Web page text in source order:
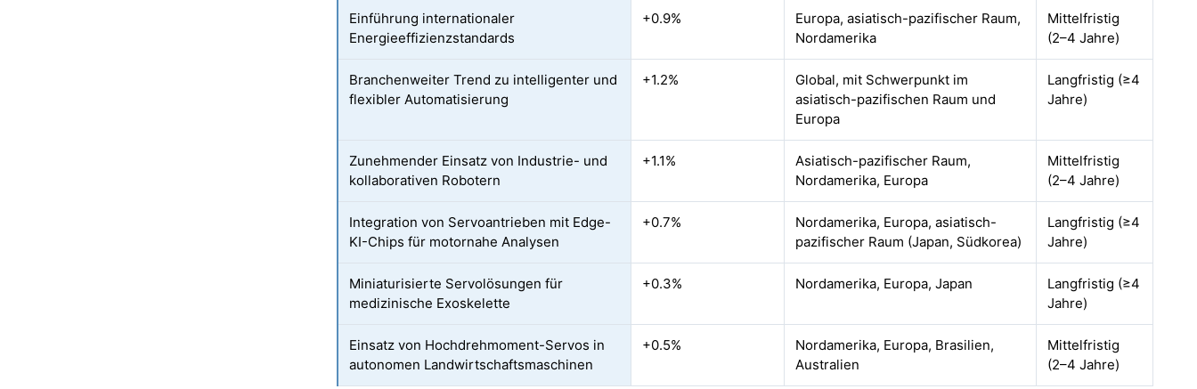
Einführung internationaler
Energieeffizienzstandards
+0.9%
Europa, asiatisch-pazifischer Raum,
Nordamerika
Mittelfristig
(2–4 Jahre)
Branchenweiter Trend zu intelligenter und
flexibler Automatisierung
+1.2%
Global, mit Schwerpunkt im
asiatisch-pazifischen Raum und
Europa
Langfristig (≥4
Jahre)
Zunehmender Einsatz von Industrie- und
kollaborativen Robotern
+1.1%
Asiatisch-pazifischer Raum,
Nordamerika, Europa
Mittelfristig
(2–4 Jahre)
Integration von Servoantrieben mit Edge-
KI-Chips für motornahe Analysen
+0.7%
Nordamerika, Europa, asiatisch-
pazifischer Raum (Japan, Südkorea)
Langfristig (≥4
Jahre)
Miniaturisierte Servolösungen für
medizinische Exoskelette
+0.3% Nordamerika, Europa, Japan
Langfristig (≥4
Jahre)
Einsatz von Hochdrehmoment-Servos in
autonomen Landwirtschaftsmaschinen
+0.5%
Nordamerika, Europa, Brasilien,
Australien
Mittelfristig
(2–4 Jahre)